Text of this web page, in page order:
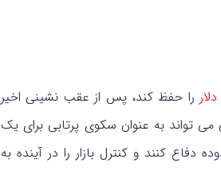
را حفظ کند، پس از عقب نشینی اخیر
تواند به عنوان سکوی پرتابی برای یک
کنند و کنترل بازار را در آینده به